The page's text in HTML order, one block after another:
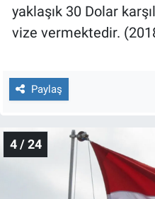
yaklaşık 30 Dolar
vize vermektedir.
Paylaş
4 / 24